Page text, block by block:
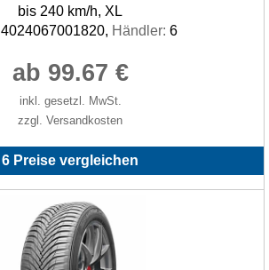
bis 240 km/h, XL
4024067001820, Händler: 6
ab 99.67 €
inkl. gesetzl. MwSt.
zzgl. Versandkosten
6 Preise vergleichen